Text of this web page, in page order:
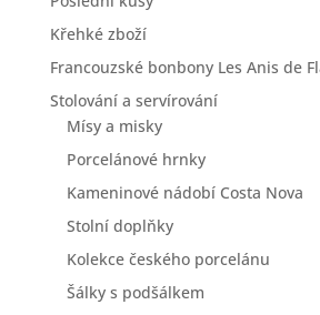
Křehké zboží
Francouzské bonbony Les Anis de
Stolování a servírování
Mísy a misky
Porcelánové hrnky
Kameninové nádobí Costa Nova
Stolní doplňky
Kolekce českého porcelánu
Šálky s podšálkem